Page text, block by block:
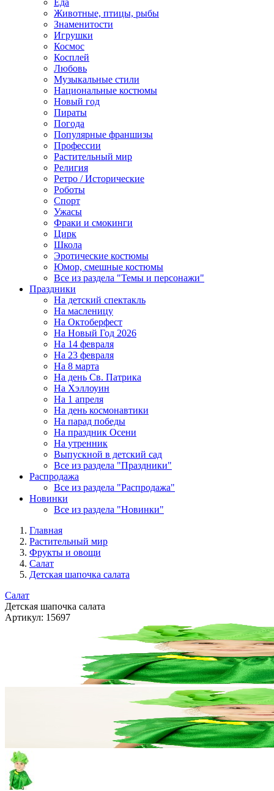
Еда
Животные, птицы, рыбы
Знаменитости
Игрушки
Космос
Косплей
Любовь
Музыкальные стили
Национальные костюмы
Новый год
Пираты
Погода
Популярные франшизы
Профессии
Растительный мир
Религия
Ретро / Исторические
Роботы
Спорт
Ужасы
Фраки и смокинги
Цирк
Школа
Эротические костюмы
Юмор, смешные костюмы
Все из раздела "Темы и персонажи"
Праздники
На детский спектакль
На масленицу
На Октоберфест
На Новый Год 2026
На 14 февраля
На 23 февраля
На 8 марта
На день Св. Патрика
На Хэллоуин
На 1 апреля
На день космонавтики
На парад победы
На праздник Осени
На утренник
Выпускной в детский сад
Все из раздела "Праздники"
Распродажа
Все из раздела "Распродажа"
Новинки
Все из раздела "Новинки"
Главная
Растительный мир
Фрукты и овощи
Салат
Детская шапочка салата
Салат
Детская шапочка салата
Артикул: 15697